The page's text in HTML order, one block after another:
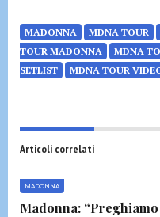
MADONNA MDNA TOUR
TOUR MADONNA
MDNA
SETLIST
MDNA TOUR
Articoli correlati
MADONNA
Madonna: “Preghiamo